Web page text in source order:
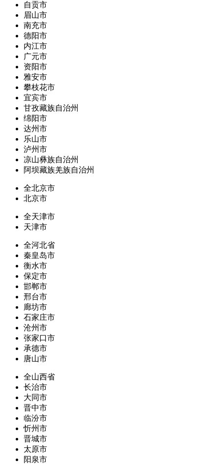
自贡市
眉山市
南充市
德阳市
内江市
广元市
资阳市
雅安市
攀枝花市
宜宾市
甘孜藏族自治州
绵阳市
达州市
乐山市
泸州市
凉山彝族自治州
阿坝藏族羌族自治州
全北京市
北京市
全天津市
天津市
全河北省
秦皇岛市
衡水市
保定市
邯郸市
邢台市
廊坊市
石家庄市
沧州市
张家口市
承德市
唐山市
全山西省
长治市
大同市
晋中市
临汾市
忻州市
晋城市
太原市
阳泉市